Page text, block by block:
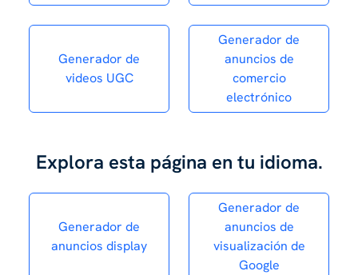
Generador de
videos UGC
Generador de
anuncios de
comercio
electrónico
Explora esta página en tu idioma.
Generador de
anuncios display
Generador de
anuncios de
visualización de
Google